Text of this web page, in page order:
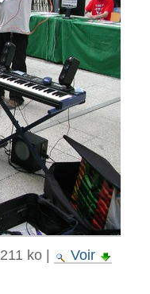
211 ko|
Voir